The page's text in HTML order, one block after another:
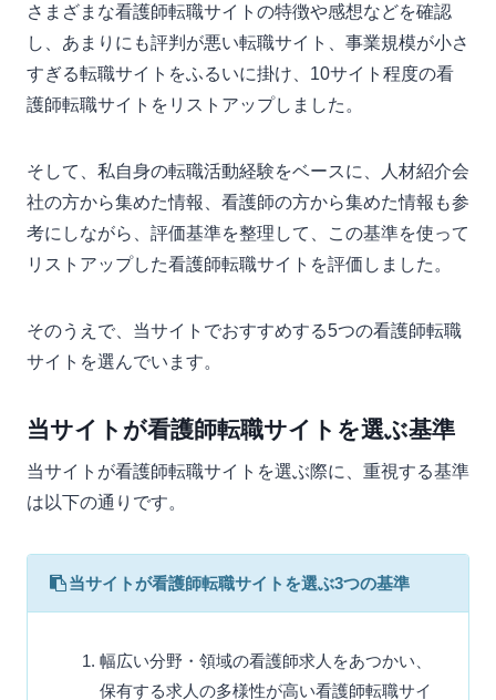
さまざまな看護師転職サイトの特徴や感想などを確認
し、あまりにも評判が悪い転職サイト、事業規模が小さ
すぎる転職サイトをふるいに掛け、10サイト程度の看
護師転職サイトをリストアップしました。
そして、私自身の転職活動経験をベースに、人材紹介会
社の方から集めた情報、看護師の方から集めた情報も参
考にしながら、評価基準を整理して、この基準を使って
リストアップした看護師転職サイトを評価しました。
そのうえで、当サイトでおすすめする5つの看護師転職
サイトを選んでいます。
当サイトが看護師転職サイトを選ぶ基準
当サイトが看護師転職サイトを選ぶ際に、重視する基準
は以下の通りです。
当サイトが看護師転職サイトを選ぶ3つの基準
幅広い分野・領域の看護師求人をあつかい、
保有する求人の多様性が高い看護師転職サイ